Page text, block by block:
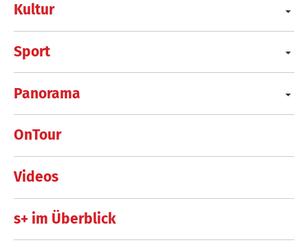
Kultur
Sport
Panorama
OnTour
Videos
s+ im Überblick